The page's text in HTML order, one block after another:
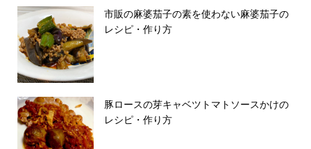
市販の麻婆茄子の素を使わない麻婆茄子の
レシピ・作り方
豚ロースの芽キャベツトマトソースかけの
レシピ・作り方